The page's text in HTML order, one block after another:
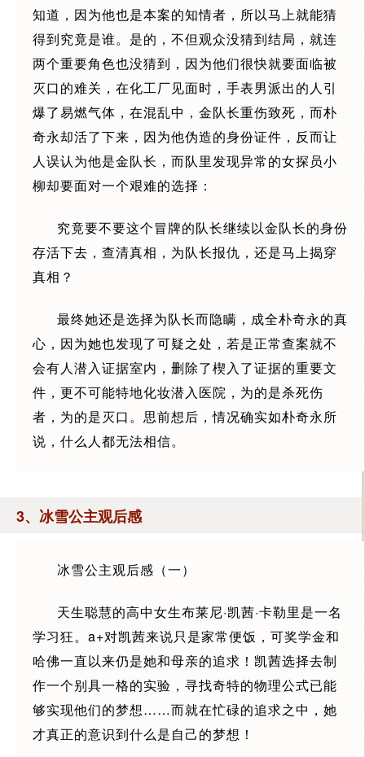
知道，因为他也是本案的知情者，所以马上就能猜
得到究竟是谁。是的，不但观众没猜到结局，就连
两个重要角色也没猜到，因为他们很快就要面临被
灭口的难关，在化工厂见面时，手表男派出的人引
爆了易燃气体，在混乱中，金队长重伤致死，而朴
奇永却活了下来，因为他伪造的身份证件，反而让
人误认为他是金队长，而队里发现异常的女探员小
柳却要面对一个艰难的选择：
究竟要不要这个冒牌的队长继续以金队长的身份
存活下去，查清真相，为队长报仇，还是马上揭穿
真相？
最终她还是选择为队长而隐瞒，成全朴奇永的真
心，因为她也发现了可疑之处，若是正常查案就不
会有人潜入证据室内，删除了楔入了证据的重要文
件，更不可能特地化妆潜入医院，为的是杀死伤
者，为的是灭口。思前想后，情况确实如朴奇永所
说，什么人都无法相信。
3、冰雪公主观后感
冰雪公主观后感（一）
天生聪慧的高中女生布莱尼·凯茜·卡勒里是一名
学习狂。a+对凯茜来说只是家常便饭，可奖学金和
哈佛一直以来仍是她和母亲的追求！凯茜选择去制
作一个别具一格的实验，寻找奇特的物理公式已能
够实现他们的梦想……而就在忙碌的追求之中，她
才真正的意识到什么是自己的梦想！